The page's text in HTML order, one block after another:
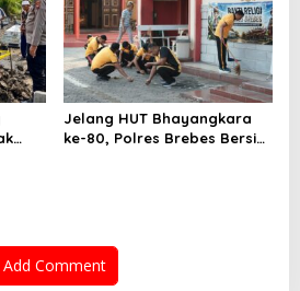
Jelang HUT Bhayangkara
ke-80, Polres Brebes Bersih-
Add Comment